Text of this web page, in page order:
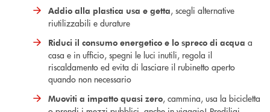
Addio alla plastica usa e getta, scegli alternative
riutilizzabili e durature
Riduci il consumo energetico e lo spreco di acqua a
casa e in ufficio, spegni le luci inutili, regola il
riscaldamento ed evita di lasciare il rubinetto aperto
quando non necessario
Muoviti a impatto quasi zero, cammina, usa la bicicletta